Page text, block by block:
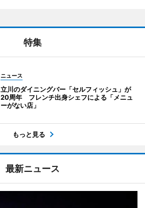
特集
ニュース
立川のダイニングバー「セルフィッシュ」が
20周年 フレンチ出身シェフによる「メニュ
ーがない店」
もっと見る
最新ニュース